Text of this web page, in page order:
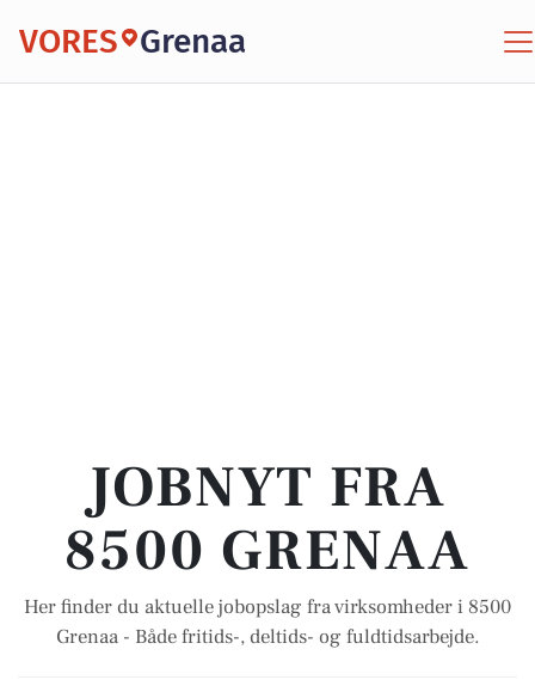
VORES Grenaa
JOBNYT FRA
8500 GRENAA
Her finder du aktuelle jobopslag fra virksomheder i 8500
Grenaa - Både fritids-, deltids- og fuldtidsarbejde.